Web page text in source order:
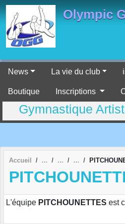
Olympic
News La vie du club
Boutique Inscriptions
Gymnastique
Accueil
L'équipe PITCHOUNETTES est
Panneau de gestion des cookies